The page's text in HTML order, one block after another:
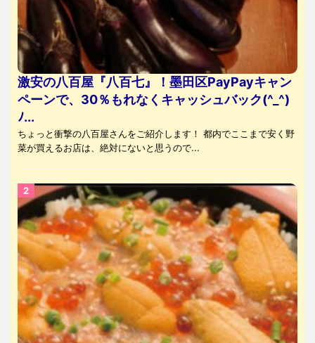
激安の八百屋『八百七』！墨田区PayPayキャン
ペーンで、30％もれなくキャッシュバック(^_^)
ﾉ...
ちょっと衝撃の八百屋さんをご紹介します！ 都内でここまで安く野
菜が買えるお店は、絶対にないと思うので...